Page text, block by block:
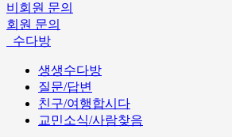
비회원 문의
회원 문의
수다방
생생수다방
질문/답변
친구/여행합시다
교민소식/사람찾음